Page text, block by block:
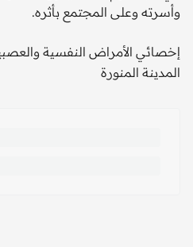
وأسرته وعلى المجتمع بأثره.
إخصائي الأمراض النفسية
المدينة المنورة